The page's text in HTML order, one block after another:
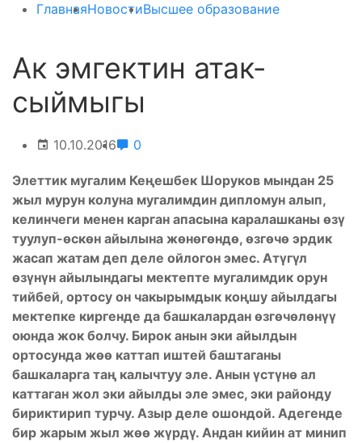
ГлавнаяНовостиВысшее образование
Ак эмгектин атак-
сыймыгы
10.10.2016 0
Элеттик мугалим Кеңешбек Шоруков мындан 25
жыл мурун колуна мугалимдин дипломун алып,
келинчеги менен карган апасына каралашканы өзү
туулуп-өскөн айылына жөнөгөндө, өзгөчө эрдик
жасап жатам деп деле ойлогон эмес. Атүгүл
өзүнүн айылындагы мектепте мугалимдик орун
тийбей, ортосу он чакырымдык коңшу айылдагы
мектепке киргенде да башкалардан өзгөчөлөнүү
оюнда жок болчу. Бирок анын эки айылдын
ортосунда жөө каттап иштей баштаганы
башкаларга таң калычтуу эле. Анын үстүнө ал
каттаган жол эки айылды эле эмес, эки районду
бириктирип турчу. Азыр деле ошондой. Адегенде
бир жарым жыл жөө жүрдү. Андан кийин ат минип